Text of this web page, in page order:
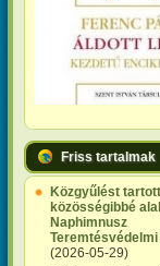
Friss tartalmak
Közgyűlést
közösségibbé
Naphimnusz
(2026-05-29)